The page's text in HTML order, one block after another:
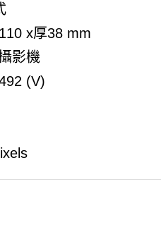
x厚38 mm
影機
(V)